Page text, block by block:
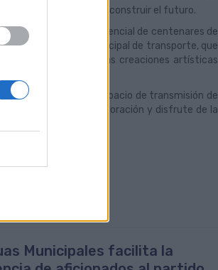
como forma de construir el futuro.
con una audiencia potencial de centenares de
de la compañía municipal de transporte, que
arquitectura y otras creaciones artísticas
como un espacio de transmisión de
de respeto, valoración y disfrute de la
Municipales facilita la